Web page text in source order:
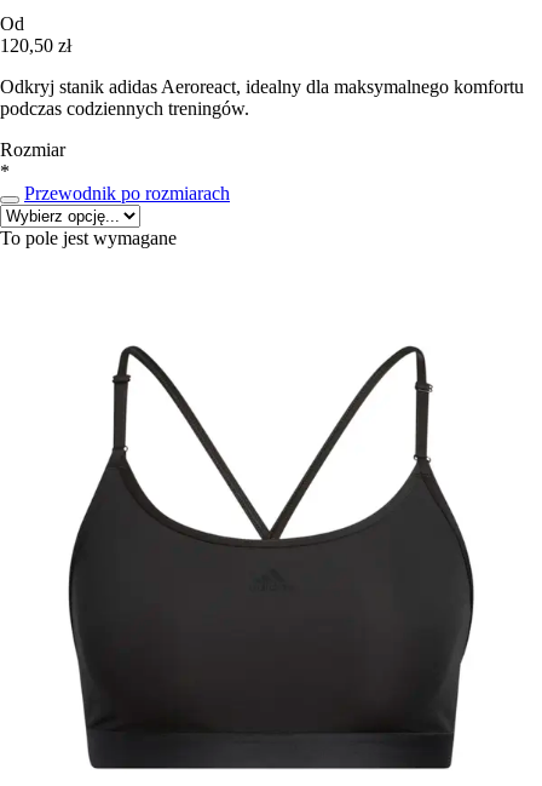
Od
120,50 zł
Odkryj stanik adidas Aeroreact, idealny dla maksymalnego komfortu
podczas codziennych treningów.
Rozmiar
*
Przewodnik po rozmiarach
To pole jest wymagane